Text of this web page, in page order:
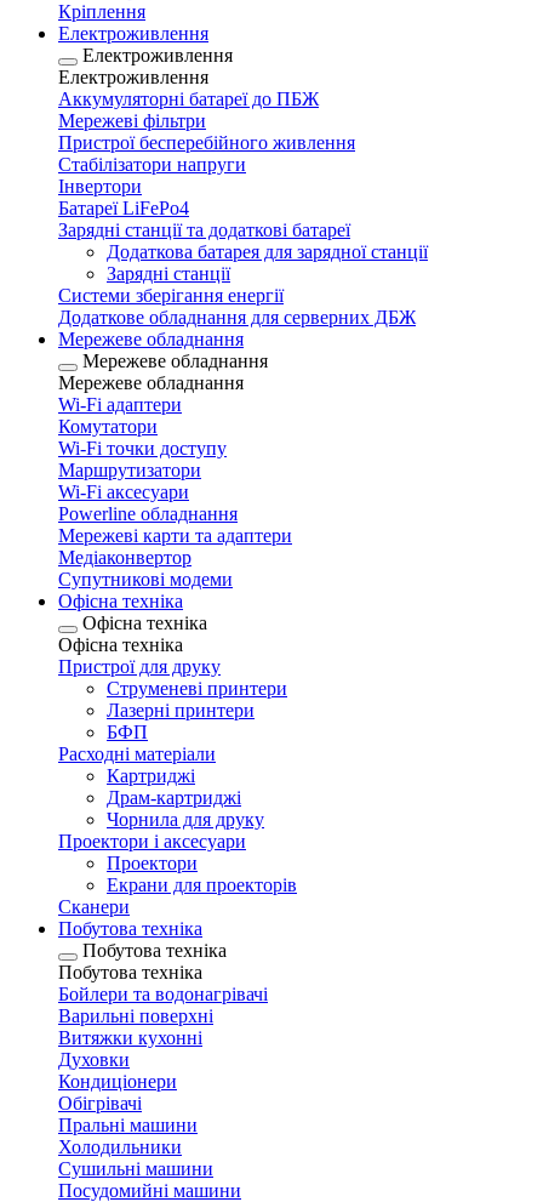
Кріплення
Електроживлення
Електроживлення
Електроживлення
Аккумуляторні батареї до ПБЖ
Мережеві фільтри
Пристрої бесперебійного живлення
Стабілізатори напруги
Інвертори
Батареї LiFePo4
Зарядні станції та додаткові батареї
Додаткова батарея для зарядної станції
Зарядні станції
Системи зберігання енергії
Додаткове обладнання для серверних ДБЖ
Мережеве обладнання
Мережеве обладнання
Мережеве обладнання
Wi-Fi адаптери
Комутатори
Wi-Fi точки доступу
Маршрутизатори
Wi-Fi аксесуари
Рowerline обладнання
Мережеві карти та адаптери
Медіаконвертор
Супутникові модеми
Офісна техніка
Офісна техніка
Офісна техніка
Пристрої для друку
Струменеві принтери
Лазерні принтери
БФП
Расходні матеріали
Картриджі
Драм-картриджі
Чорнила для друку
Проектори і аксесуари
Проектори
Екрани для проекторів
Сканери
Побутова техніка
Побутова техніка
Побутова техніка
Бойлери та водонагрівачі
Варильні поверхні
Витяжки кухонні
Духовки
Кондиціонери
Обігрівачі
Пральні машини
Холодильники
Сушильні машини
Посудомийні машини